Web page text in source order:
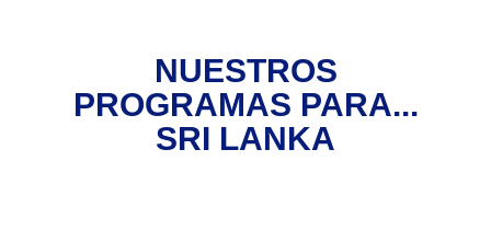
NUESTROS
PROGRAMAS PARA...
SRI LANKA